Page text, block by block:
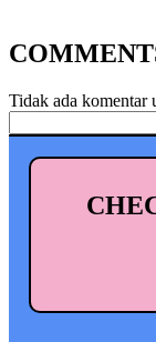
Tidak ada komentar